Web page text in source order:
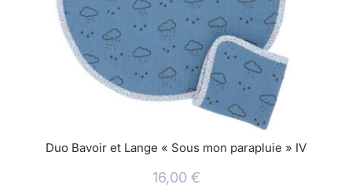
Duo Bavoir et Lange « Sous mon parapluie » IV
16,00 €